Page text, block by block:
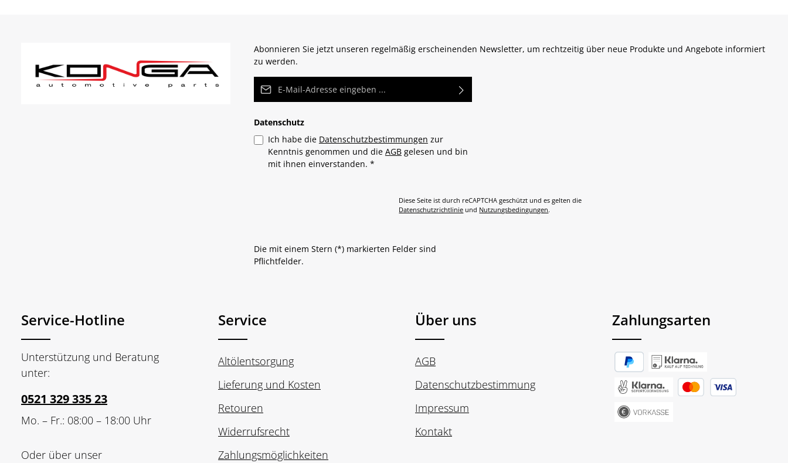
Abonnieren Sie jetzt unseren regelmäßig erscheinenden Newsletter, um rechtzeitig über neue Produkte und Angebote informiert
zu werden.
E-Mail-Adresse*
Datenschutz
Ich habe die Datenschutzbestimmungen zur
Kenntnis genommen und die AGBgelesen und bin
mit ihnen einverstanden. *
Diese Seite ist durch reCAPTCHA geschützt und es gelten die
Datenschutzrichtlinie und Nutzungsbedingungen.
Die mit einem Stern (*) markierten Felder sind
Pflichtfelder.
Service-Hotline
Unterstützung und Beratung
unter:
0521 329 335 23
Mo. – Fr.: 08:00 – 18:00 Uhr
Oder über unser
Service
Altölentsorgung
Lieferung und Kosten
Retouren
Widerrufsrecht
Zahlungsmöglichkeiten
Über uns
AGB
Datenschutzbestimmung
Impressum
Kontakt
Zahlungsarten